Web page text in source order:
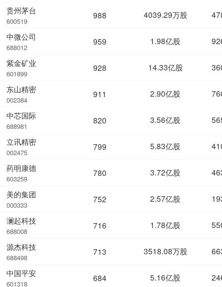
贵州茅台
600519
中微公司
688012
紫金矿业
601899
东山精密
002384
中芯国际
688981
立讯精密
002475
药明康德
603259
美的集团
000333
澜起科技
688008
源杰科技
688498
中国平安
601318
988 4039.29万股
959 1.98亿股
928 14.33亿股
911 2.90亿股
820 3.56亿股
799 5.83亿股
780 3.72亿股
752 2.57亿股
716 1.78亿股
713 3518.08万股
684 5.16亿股